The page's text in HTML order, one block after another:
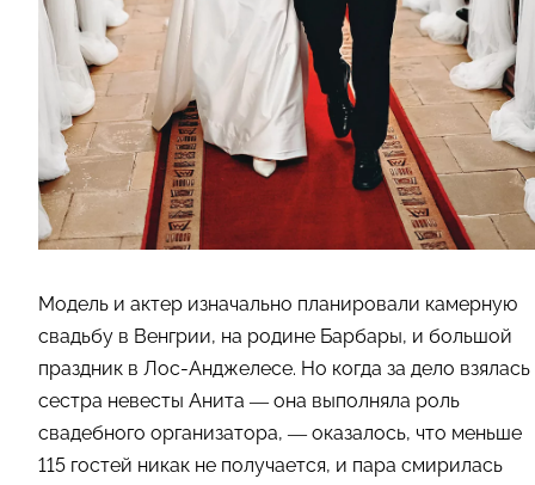
Модель и актер изначально планировали камерную
свадьбу в Венгрии, на родине Барбары, и большой
праздник в Лос-Анджелесе. Но когда за дело взялась
сестра невесты Анита — она выполняла роль
свадебного организатора, — оказалось, что меньше
115 гостей никак не получается, и пара смирилась